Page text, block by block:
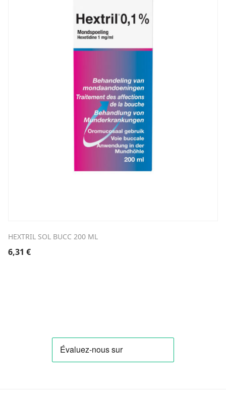
HEXTRIL SOL BUCC 200 ML
6,31 €